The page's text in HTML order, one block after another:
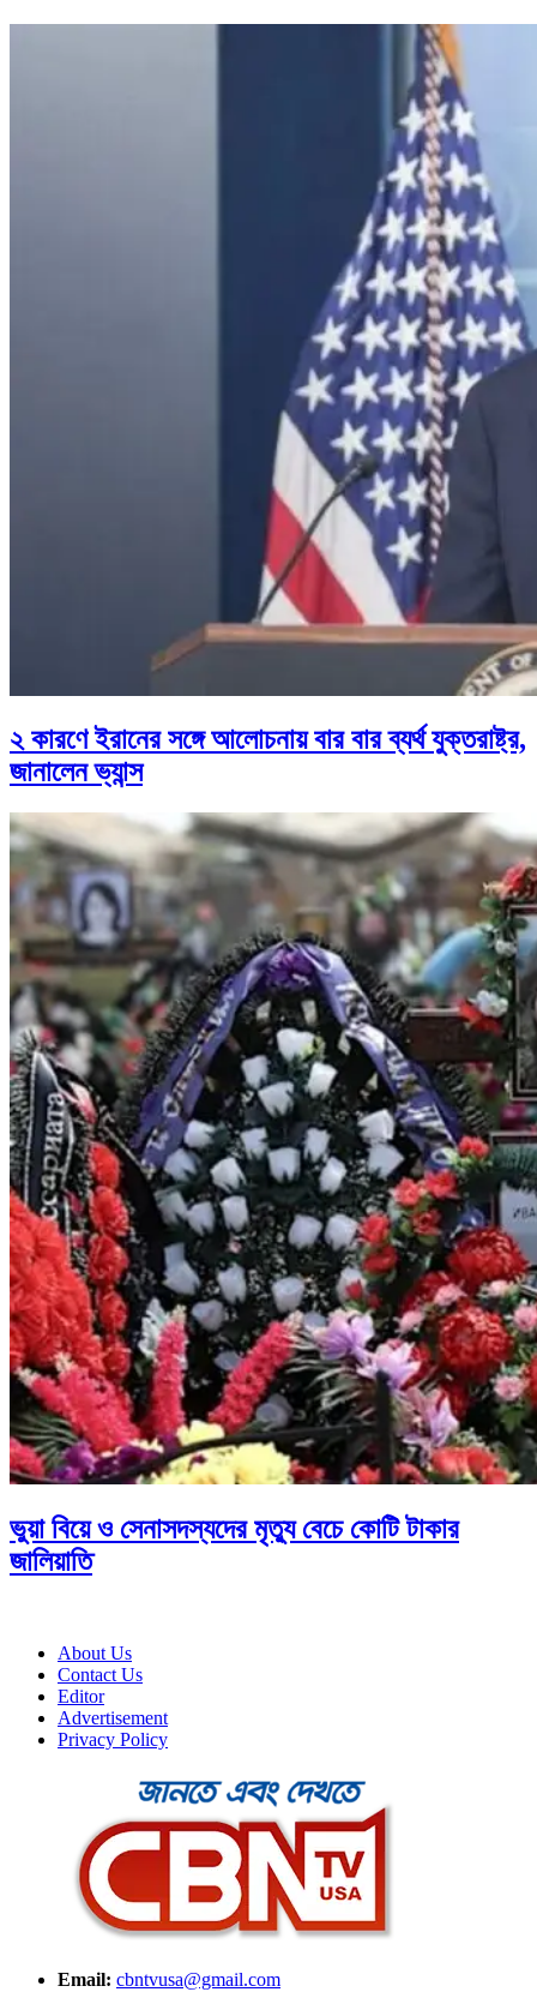
২ কারণে ইরানের সঙ্গে আলোচনায় বার বার ব্যর্থ যুক্তরাষ্ট্র,
জানালেন ভ্যান্স
ভুয়া বিয়ে ও সেনাসদস্যদের মৃত্যু বেচে কোটি টাকার
জালিয়াতি
About Us
Contact Us
Editor
Advertisement
Privacy Policy
Email: cbntvusa@gmail.com